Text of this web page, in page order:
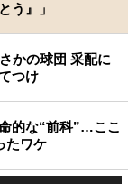
う』」
かの球団 采配に
つけ
的な“前科”…ここ
たワケ